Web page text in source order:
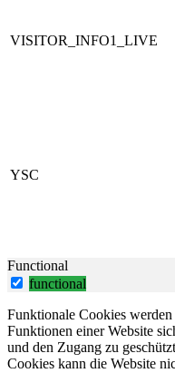
VISITOR_INFO1_LIVE
YSC
Functional
functional
Funktionale Cookies
Funktionen einer Website
und den Zugang zu
Cookies kann die Website